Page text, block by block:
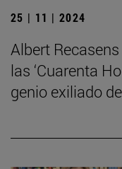
25 | 11 | 2024
Albert
las ‘Cuarenta
genio exiliado